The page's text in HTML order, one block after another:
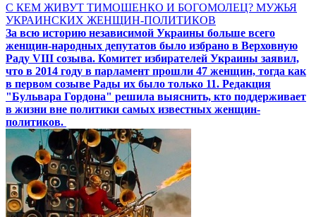
С КЕМ ЖИВУТ ТИМОШЕНКО И БОГОМОЛЕЦ? МУЖЬЯ
УКРАИНСКИХ ЖЕНЩИН-ПОЛИТИКОВ
За всю историю независимой Украины больше всего
женщин-народных депутатов было избрано в Верховную
Раду VIII созыва. Комитет избирателей Украины заявил,
что в 2014 году в парламент прошли 47 женщин, тогда как
в первом созыве Рады их было только 11. Редакция
"Бульвара Гордона" решила выяснить, кто поддерживает
в жизни вне политики самых известных женщин-
политиков.